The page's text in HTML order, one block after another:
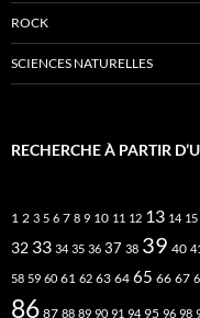
ROCK
SCIENCES NATURELLES
RECHERCHE À PARTIR
1 2 3 5 6 7 8 9 10 11 12 13 14 15
32 33 34 35 36 37 38 39 40
58 59 60 61 62 63 64 65 66 67
86 87 88 89 90 91 94 95 96 98